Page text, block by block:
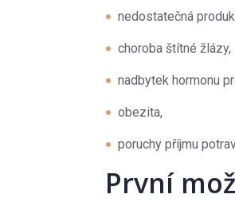
nedostatečná
choroba štítné žlázy,
nadbytek hormonu
obezita,
poruchy příjmu
První